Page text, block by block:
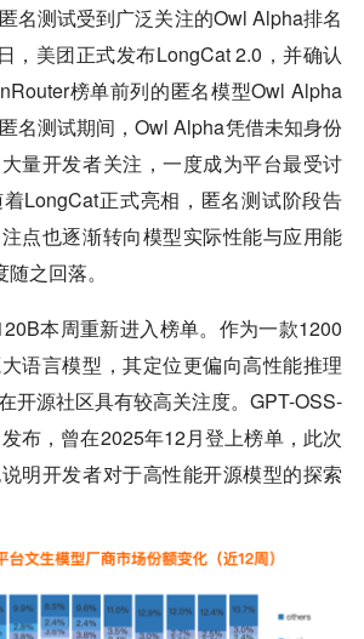
名测试受到广泛关注的Owl Alpha排名
， 美团正式发布LongCat 2.0，并确认
榜单前列的匿名模型Owl Alpha
名测试期间，Owl Alpha凭借未知身份
量开发者关注，一度成为平台最受讨
LongCat正式亮相，匿名测试阶段告
点也逐渐转向模型实际性能与应用能
之回落。
本周重新进入榜单。作为一款1200
语言模型，其定位更偏向高性能推理
开源社区具有较高关注度。GPT-OSS-
布，曾在2025年12月登上榜单，此次
明开发者对于高性能开源模型的探索